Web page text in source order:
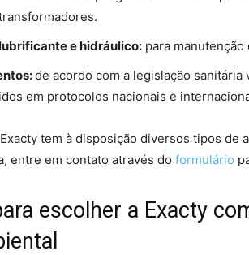
e hidráulico: para
de acordo com a legislação
em protocolos nacionais e
tem à disposição diversos tipos de
entre em contato através do formulário
escolher a Exacty